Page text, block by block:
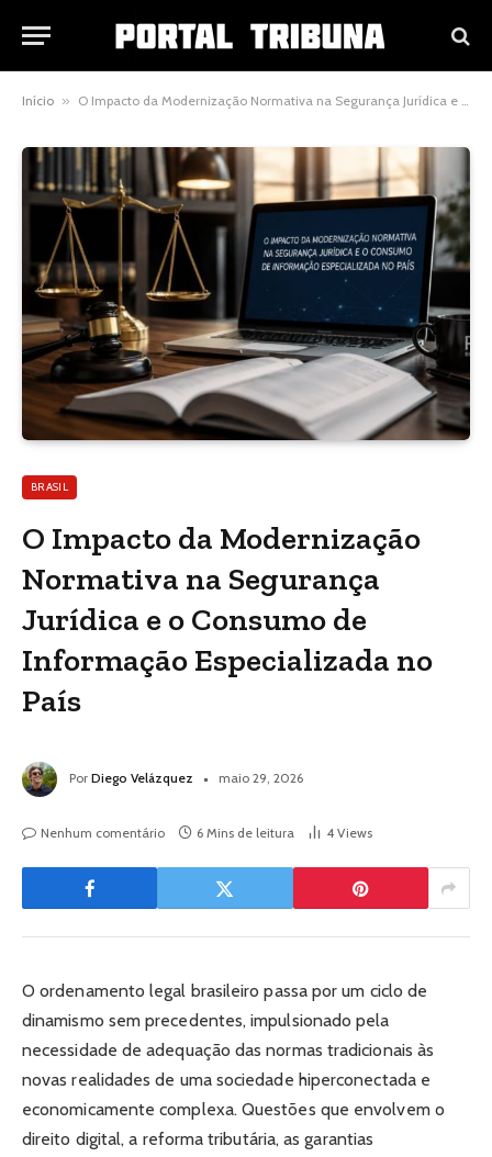
Início » O Impacto da Modernização Normativa na Segurança Jurídica e o Consumo de Informação Especializada no País
BRASIL
O Impacto da Modernização
Normativa na Segurança
Jurídica e o Consumo de
Informação Especializada no
País
Por Diego Velázquez maio 29, 2026
Nenhum comentário 6 Mins de leitura 4 Views
O ordenamento legal brasileiro passa por um ciclo de
dinamismo sem precedentes, impulsionado pela
necessidade de adequação das normas tradicionais às
novas realidades de uma sociedade hiperconectada e
economicamente complexa. Questões que envolvem o
direito digital, a reforma tributária, as garantias